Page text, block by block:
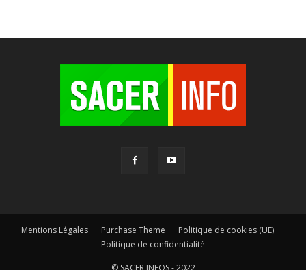
Mentions Légales Purchase Theme
Politique de cookies (UE)
Politique de confidentialité
© SACER INFOS - 2022